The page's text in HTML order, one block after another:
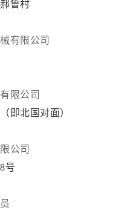
鲁村
有限公司
限公司
即北国对面）
公司
号